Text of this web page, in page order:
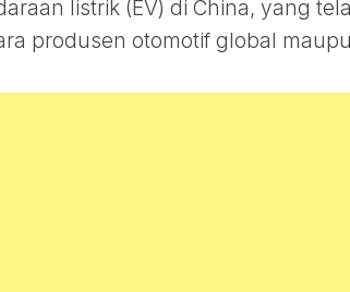
listrik (EV) di China, yang
produsen otomotif global